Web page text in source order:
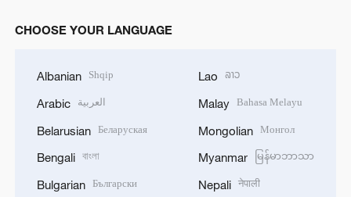
CHOOSE YOUR LANGUAGE
Albanian Shqip
Arabic العربية
Belarusian Беларуская
Bengali বাংলা
Bulgarian Български
Lao ລາວ
Malay Bahasa Melayu
Mongolian Монгол
Myanmar မြန်မာဘာသာ
Nepali नेपाली